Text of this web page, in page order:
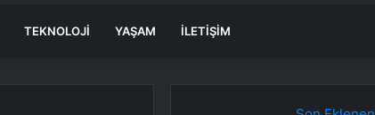
TEKNOLOJI YAŞAM İLETIŞIM